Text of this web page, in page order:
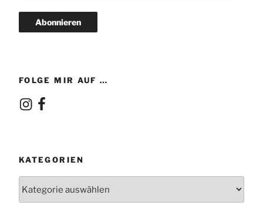
Abonnieren
FOLGE MIR AUF …
Instagram
Facebook
KATEGORIEN